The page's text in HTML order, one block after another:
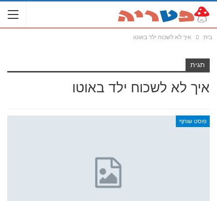
בית איך לא לשכוח ילד באוטו
תגית
איך לא לשכוח ילד באוטו
פוסט שותף